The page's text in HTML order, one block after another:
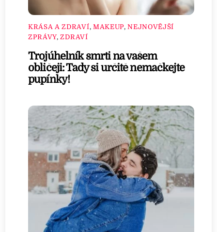
KRÁSA A ZDRAVÍ, MAKEUP,NEJNOVĚJŠÍ
ZPRÁVY,ZDRAVÍ
Trojúhelník smrti na vašem
obličeji: Tady si určitě nemačkejte
pupínky!